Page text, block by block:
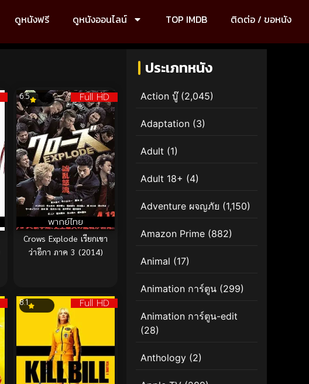
ดูหนังฟรี ดูหนังออนไลน์ TOP IMDB ติดต่อ / ขอหนัง
Full HD
พากย์ไทย
6.5
Crows Explode เรียกเขา
ว่าอีกา ภาค 3 (2014)
Full HD
8.1
ประเภทหนัง
Action บู๊(2,045)
Adaptation (3)
Adult (1)
Adult 18+ (4)
Adventure ผจญภัย (1,150)
Amazon Prime (882)
Animal (17)
Animation การ์ตูน (299)
Animation การ์ตูน-edit
(28)
Anthology (2)